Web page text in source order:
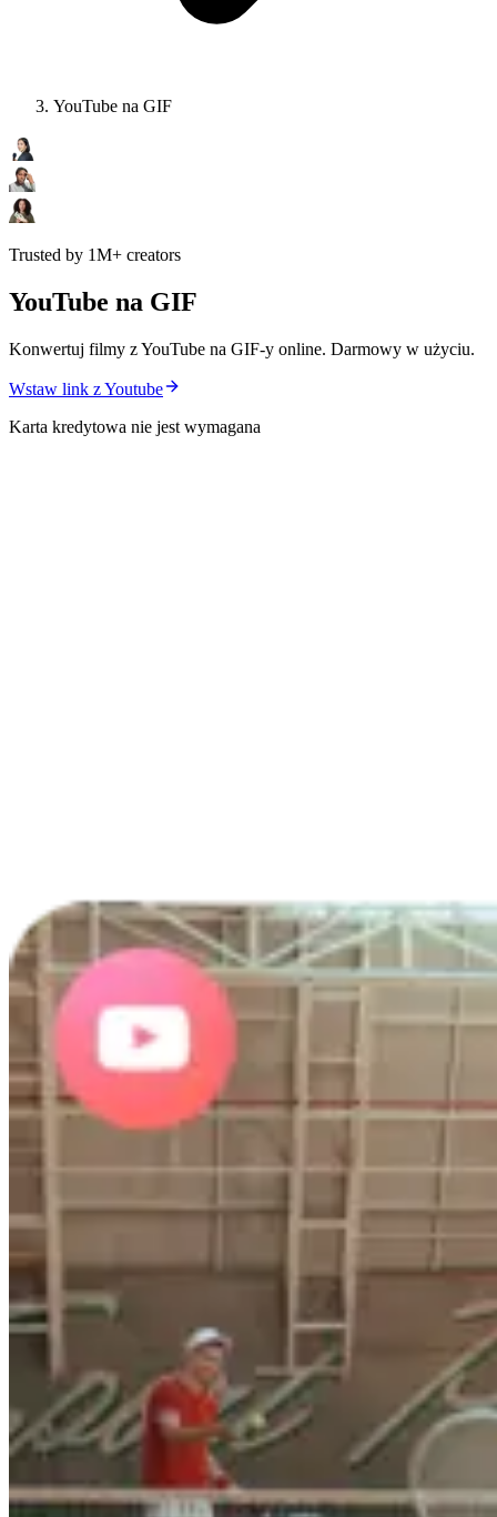
YouTube na GIF
Trusted by 1M+ creators
YouTube na GIF
Konwertuj filmy z YouTube na GIF-y online. Darmowy w użyciu.
Wstaw link z Youtube
Karta kredytowa nie jest wymagana